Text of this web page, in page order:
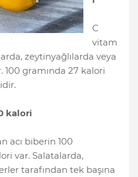
C
vitam
zeytinyağlılarda veya
100 gramında 27 kalori
kalori
acı biberin 100
var. Salatalarda,
tarafından tek başına